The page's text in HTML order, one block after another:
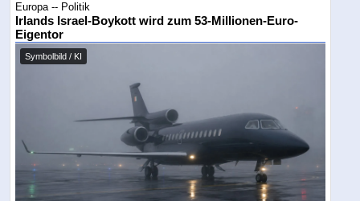
Europa -- Politik
Irlands Israel-Boykott wird zum 53-Millionen-Euro-
Eigentor
Symbolbild / KI